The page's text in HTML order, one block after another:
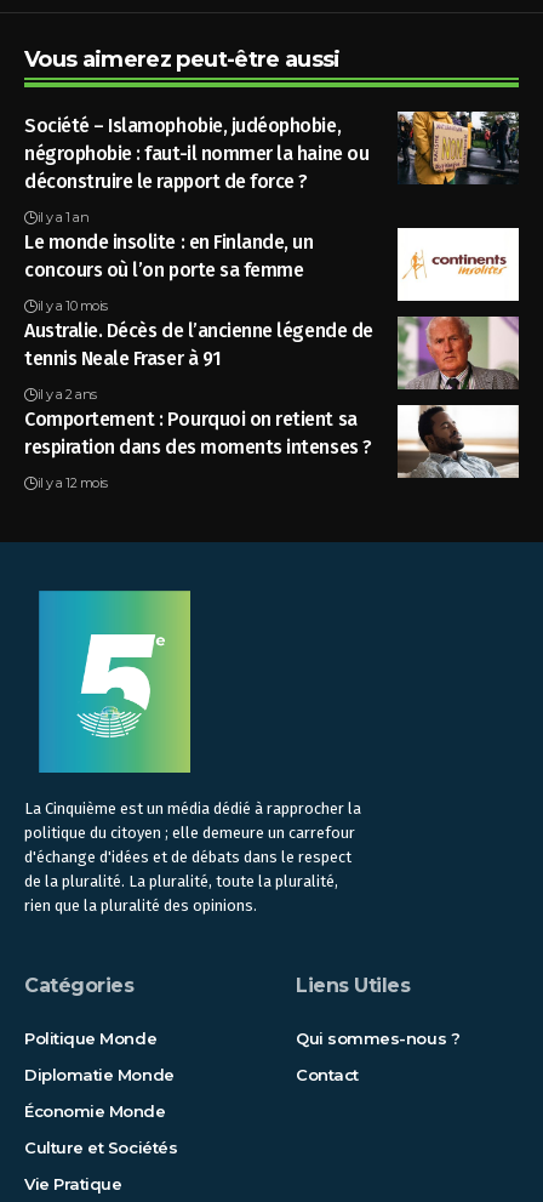
Vous aimerez peut-être aussi
Société – Islamophobie, judéophobie,
négrophobie : faut-il nommer la haine ou
déconstruire le rapport de force ?
il y a 1 an
Le monde insolite : en Finlande, un
concours où l’on porte sa femme
il y a 10 mois
Australie. Décès de l’ancienne légende de
tennis Neale Fraser à 91
il y a 2 ans
Comportement : Pourquoi on retient sa
respiration dans des moments intenses ?
il y a 12 mois
La Cinquième est un média dédié à rapprocher la
politique du citoyen ; elle demeure un carrefour
d'échange d'idées et de débats dans le respect
de la pluralité. La pluralité, toute la pluralité,
rien que la pluralité des opinions.
Catégories
Politique Monde
Diplomatie Monde
Économie Monde
Culture et Sociétés
Vie Pratique
Liens Utiles
Qui sommes-nous ?
Contact